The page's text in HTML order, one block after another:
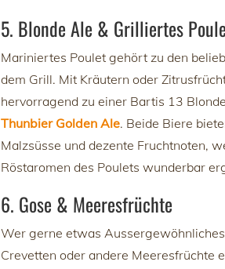
5. Blonde Ale & Grilliertes
Mariniertes Poulet gehört zu den
dem Grill. Mit Kräutern oder
hervorragend zu einer Bartis 13
Thunbier Golden Ale. Beide Biere
Malzsüsse und dezente Fruchtnoten,
Röstaromen des Poulets wunderbar
6. Gose & Meeresfrüchte
Wer gerne etwas
Crevetten oder andere Meeresfrüchte